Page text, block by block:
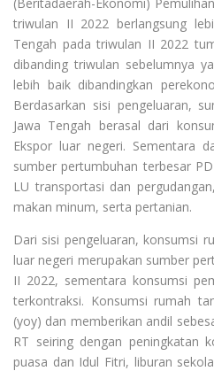
triwulan II 2022 berlangsung
Tengah pada triwulan II 2022
dibanding triwulan sebelumnya
lebih baik dibandingkan
Berdasarkan sisi pengeluaran,
Jawa Tengah berasal dari
Ekspor luar negeri. Sementara
sumber pertumbuhan terbesar
LU transportasi dan
makan minum, serta pertanian.
Dari sisi pengeluaran, konsumsi
luar negeri merupakan sumber
II 2022, sementara konsumsi
terkontraksi. Konsumsi rumah
(yoy) dan memberikan andil
RT seiring dengan peningkatan
puasa dan Idul Fitri, liburan